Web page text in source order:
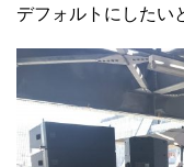
デフォルトにしたい